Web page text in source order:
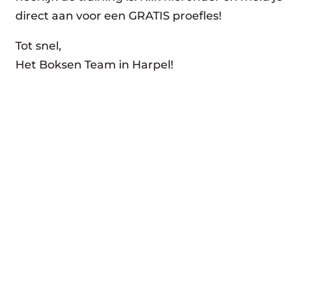
direct aan voor een GRATIS proefles!
Tot snel,
Het Boksen Team in Harpel!